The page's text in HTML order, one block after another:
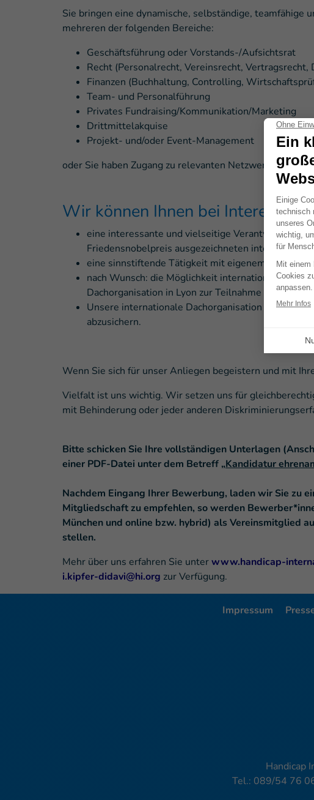
Sie bringen eine dynamische, selbständige,
mehreren der folgenden Bereiche:
Geschäftsführung oder Vorstands-/Aufsichtsrat
Recht (Personalrecht, Vereinsrecht, Vertragsrecht,
Finanzen (Buchhaltung, Controlling,
Team- und Personalführung
Privates Fundraising/Kommunikation/Marketing
Drittmittelakquise
Projekt- und/oder Event-Management
oder Sie haben Zugang zu relevanten Netzwerken, den
Wir können Ihnen bei Interesse
eine interessante und vielseitige
Friedensnobelpreis ausgezeichneten
eine sinnstiftende Tätigkeit mit eigenem
nach Wunsch: die Möglichkeit internationaler
Dachorganisation in Lyon zur Teilnahme an
Unsere internationale Dachorganisation hat für
abzusichern.
Wenn Sie sich für unser Anliegen begeistern und mit
Vielfalt ist uns wichtig. Wir setzen uns für
mit Behinderung oder jeder anderen
Bitte schicken Sie Ihre vollständigen Unterlagen
einer PDF-Datei unter dem Betreff „Kandidatur
Nachdem Eingang Ihrer Bewerbung, laden wir Sie zu
Mitgliedschaft zu empfehlen, so werden
München und online bzw. hybrid) als Vereinsmitglied
stellen.
Mehr über uns erfahren Sie unterwww.handicap-
i.kipfer-didavi@hi.org zur Verfügung.
Impressum
Handicap
Tel.: 089/54 76